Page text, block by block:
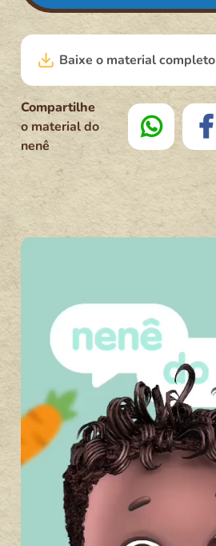
Baixe o material completo
Compartilhe
o material do
nenê